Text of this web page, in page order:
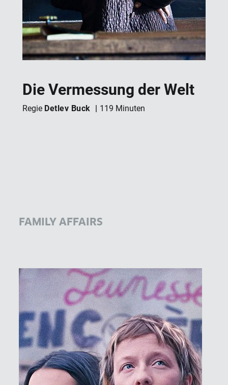
Die Vermessung der Welt
Regie Detlev Buck 119 Minuten
FAMILY AFFAIRS